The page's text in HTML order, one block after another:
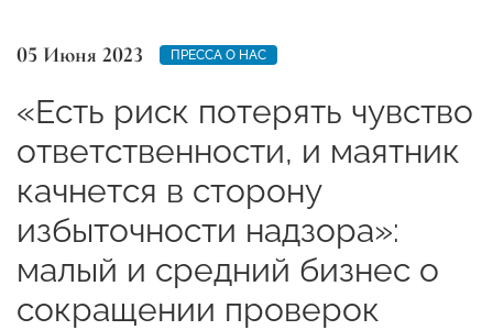
05 Июня 2023 ПРЕССА О НАС
«Есть риск потерять чувство
ответственности, и маятник
качнется в сторону
избыточности надзора»:
малый и средний бизнес о
сокращении проверок